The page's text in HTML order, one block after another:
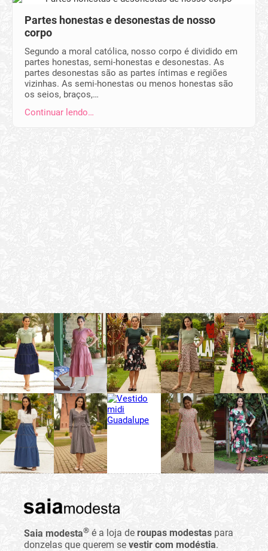
Partes honestas e desonestas de nosso
corpo
Segundo a moral católica, nosso corpo é dividido em
partes honestas, semi-honestas e desonestas. As
partes desonestas são as partes íntimas e regiões
vizinhas. As semi-honestas ou menos honestas são
os seios, braços,…
Continuar lendo…
Saia modesta® é a loja de roupas modestas para
donzelas que querem se vestir com modéstia.